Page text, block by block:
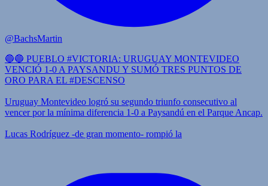
@BachsMartin
🔵🔵 PUEBLO #VICTORIA: URUGUAY MONTEVIDEO
VENCIÓ 1-0 A PAYSANDU Y SUMÓ TRES PUNTOS DE
ORO PARA EL #DESCENSO
Uruguay Montevideo logró su segundo triunfo consecutivo al
vencer por la mínima diferencia 1-0 a Paysandú en el Parque Ancap.
Lucas Rodríguez -de gran momento- rompió la